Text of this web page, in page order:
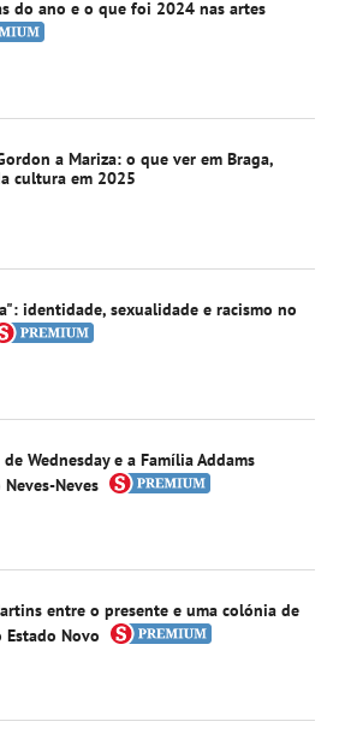
do ano e o que foi 2024 nas artes
a Mariza: o que ver em Braga,
cultura em 2025
identidade, sexualidade e racismo no
Wednesday e a Família Addams
Neves
entre o presente e uma colónia de
Estado Novo